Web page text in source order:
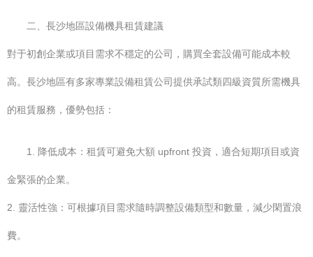
二、長沙地區設備機具租賃建議
對于初創企業或項目需求不穩定的公司，購買全套設備可能成本較
高。長沙地區有多家專業設備租賃公司提供承試類四級資質所需機具
的租賃服務，優勢包括：
1. 降低成本：租賃可避免大額 upfront 投資，適合短期項目或資
金緊張的企業。
2. 靈活性強：可根據項目需求隨時調整設備類型和數量，減少閑置浪
費。